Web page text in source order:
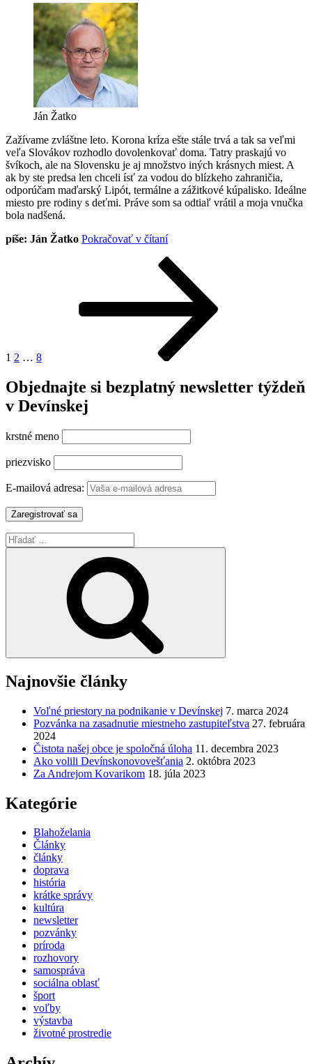
Ján Žatko
Zažívame zvláštne leto. Korona kríza ešte stále trvá a tak sa veľmi
veľa Slovákov rozhodlo dovolenkovať doma. Tatry praskajú vo
švíkoch, ale na Slovensku je aj množstvo iných krásnych miest. A
ak by ste predsa len chceli ísť za vodou do blízkeho zahraničia,
odporúčam maďarský Lipót, termálne a zážitkové kúpalisko. Ideálne
miesto pre rodiny s deťmi. Práve som sa odtiaľ vrátil a moja vnučka
bola nadšená.
píše: Ján Žatko Pokračovať v čítaní„Kam
vodou
2020:
Lipót“
1 2 … 8
Objednajte si bezplatný newsletter týždeň
v Devínskej
krstné meno
priezvisko
E-mailová adresa:
Hľadať:
Najnovšie články
Voľné priestory na podnikanie v Devínskej 7. marca 2024
Pozvánka na zasadnutie miestneho zastupiteľstva 27. februára
2024
Čistota našej obce je spoločná úloha 11. decembra 2023
Ako volili Devínskonovovešťania 2. októbra 2023
Za Andrejom Kovarikom 18. júla 2023
Kategórie
Blahoželania
Články
články
doprava
história
krátke správy
kultúra
newsletter
pozvánky
príroda
rozhovory
samospráva
sociálna oblasť
šport
voľby
výstavba
životné prostredie